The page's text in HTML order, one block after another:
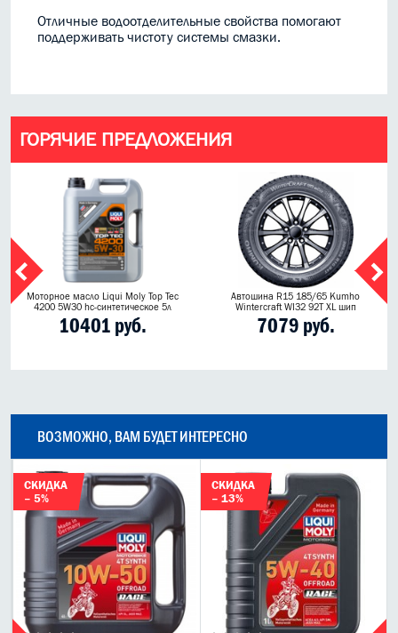
Отличные водоотделительные свойства помогают
поддерживать чистоту системы смазки.
ГОРЯЧИЕ ПРЕДЛОЖЕНИЯ
Моторное масло Liqui Moly Top Tec
4200 5W30 hc-синтетическое 5л
10401 руб.
Автошина R15 185/65 Kumho
Wintercraft WI32 92T XL шип
7079 руб.
ВОЗМОЖНО, ВАМ БУДЕТ ИНТЕРЕСНО
СКИДКА
– 5%
СКИДКА
– 13%